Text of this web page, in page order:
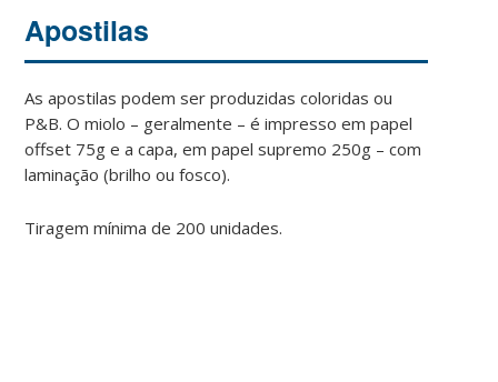
Apostilas
As apostilas podem ser produzidas coloridas ou
P&B. O miolo – geralmente – é impresso em papel
offset 75g e a capa, em papel supremo 250g – com
laminação (brilho ou fosco).
Tiragem mínima de 200 unidades.